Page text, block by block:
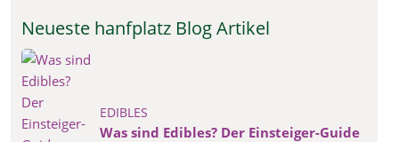
Neueste hanfplatz Blog Artikel
EDIBLES
Was sind Edibles? Der Einsteiger-Guide